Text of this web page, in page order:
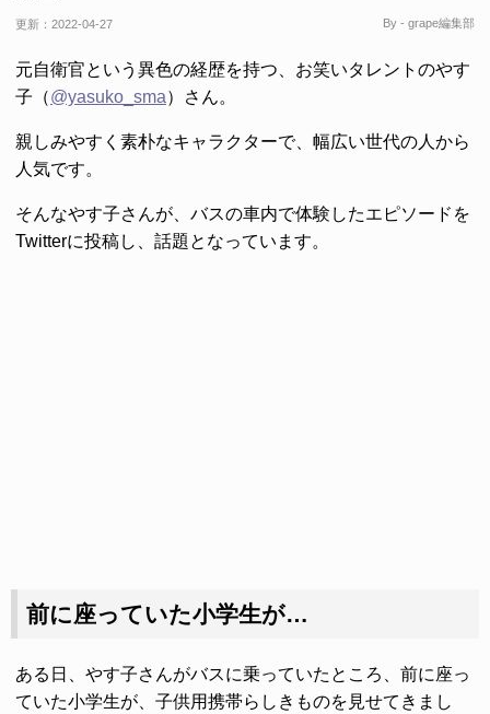
更新： 2022-04-27 By - grape編集部
元自衛官という異色の経歴を持つ、お笑いタレントのやす
子（@yasuko_sma）さん。
親しみやすく素朴なキャラクターで、幅広い世代の人から
人気です。
そんなやす子さんが、バスの車内で体験したエピソードを
Twitterに投稿し、話題となっています。
前に座っていた小学生が…
ある日、やす子さんがバスに乗っていたところ、前に座っ
ていた小学生が、子供用携帯らしきものを見せてきまし